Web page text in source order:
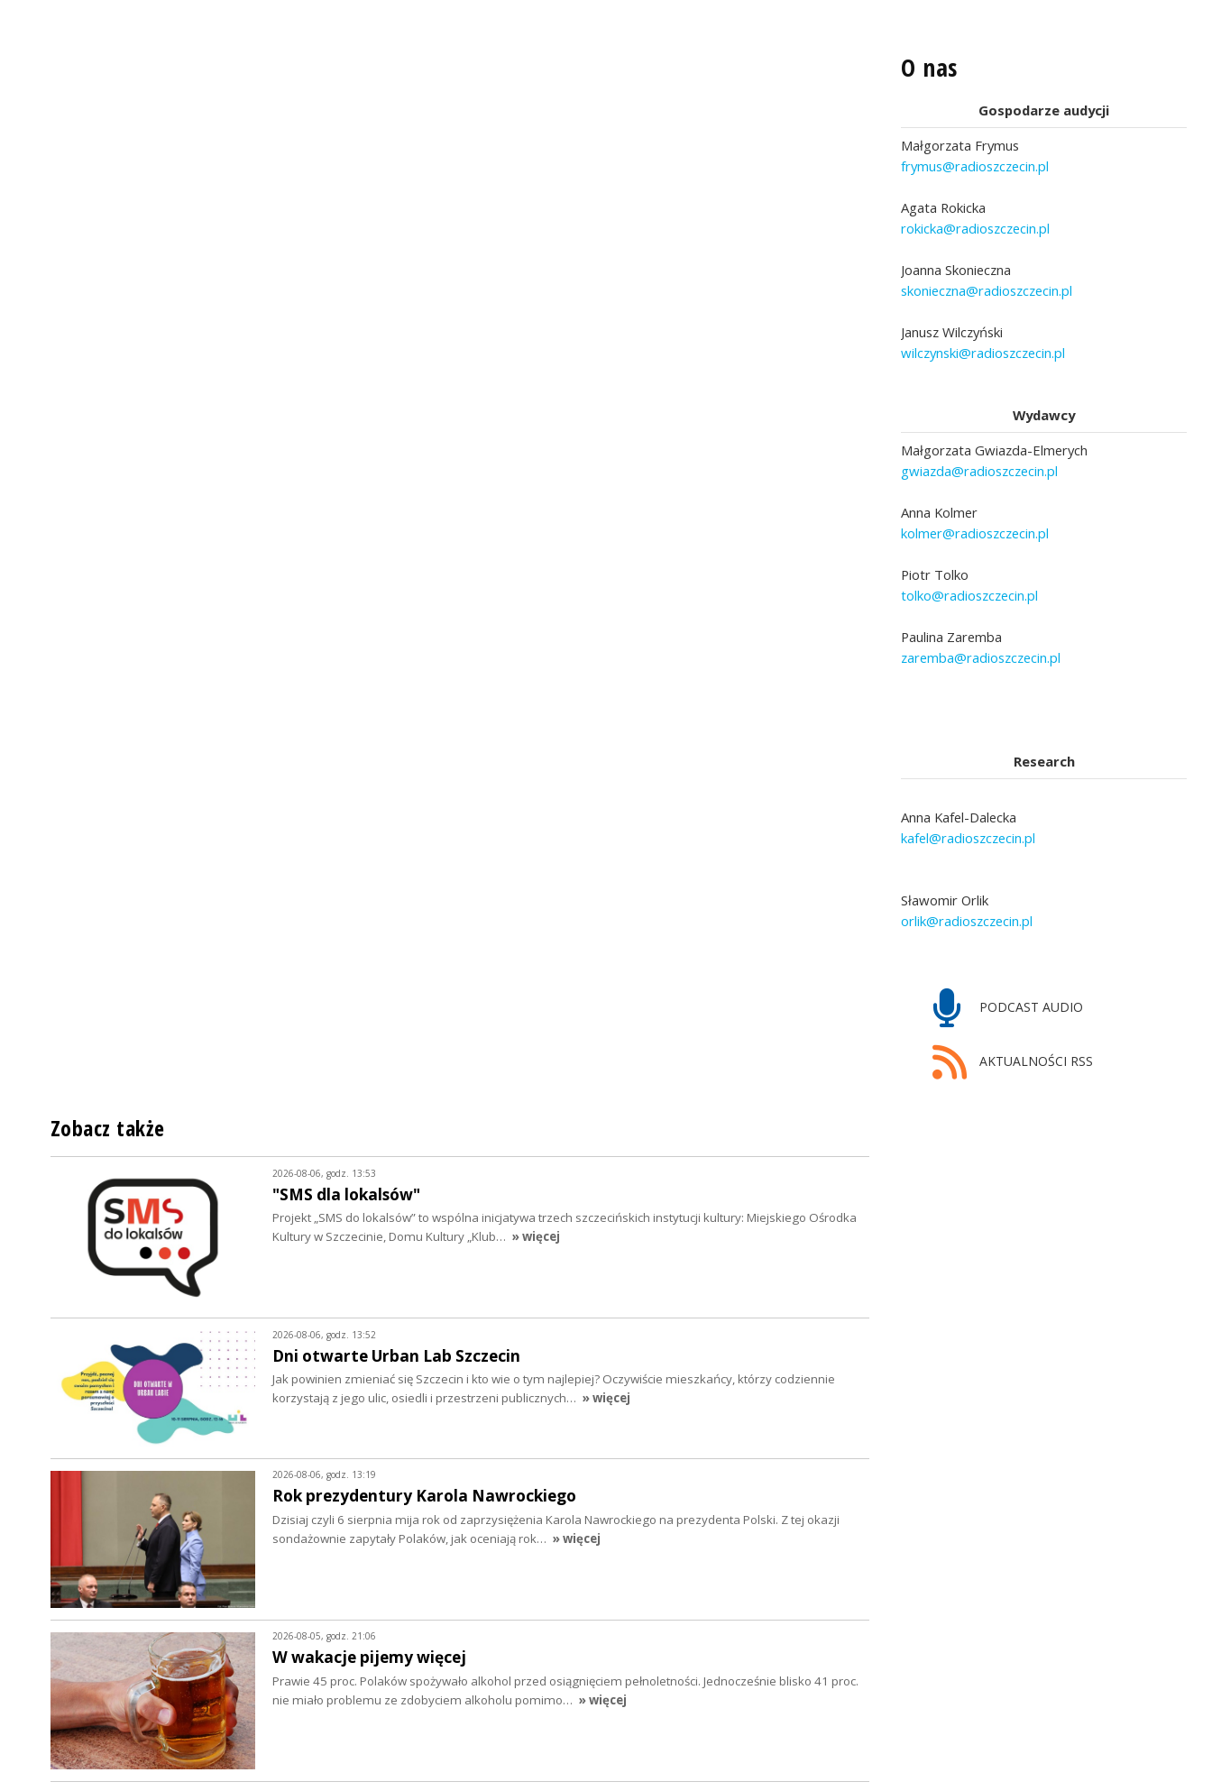
O nas
Gospodarze audycji
Małgorzata Frymus
frymus@radioszczecin.pl
Agata Rokicka
rokicka@radioszczecin.pl
Joanna Skonieczna
skonieczna@radioszczecin.pl
Janusz Wilczyński
wilczynski@radioszczecin.pl
Wydawcy
Małgorzata Gwiazda-Elmerych
gwiazda@radioszczecin.pl
Anna Kolmer
kolmer@radioszczecin.pl
Piotr Tolko
tolko@radioszczecin.pl
Paulina Zaremba
zaremba@radioszczecin.pl
Research
Anna Kafel-Dalecka
kafel@radioszczecin.pl
Sławomir Orlik
orlik@radioszczecin.pl
PODCAST AUDIO
AKTUALNOŚCI RSS
Zobacz także
2026-08-06, godz. 13:53
"SMS dla lokalsów"
Projekt „SMS do lokalsów” to wspólna inicjatywa trzech szczecińskich instytucji kultury: Miejskiego Ośrodka
Kultury w Szczecinie, Domu Kultury „Klub… » więcej
2026-08-06, godz. 13:52
Dni otwarte Urban Lab Szczecin
Jak powinien zmieniać się Szczecin i kto wie o tym najlepiej? Oczywiście mieszkańcy, którzy codziennie
korzystają z jego ulic, osiedli i przestrzeni publicznych… » więcej
2026-08-06, godz. 13:19
Rok prezydentury Karola Nawrockiego
Dzisiaj czyli 6 sierpnia mija rok od zaprzysiężenia Karola Nawrockiego na prezydenta Polski. Z tej okazji
sondażownie zapytały Polaków, jak oceniają rok… » więcej
2026-08-05, godz. 21:06
W wakacje pijemy więcej
Prawie 45 proc. Polaków spożywało alkohol przed osiągnięciem pełnoletności. Jednocześnie blisko 41 proc.
nie miało problemu ze zdobyciem alkoholu pomimo… » więcej